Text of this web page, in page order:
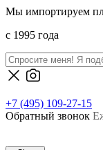
Мы импортируем
c 1995 года
+7 (495) 109-27-15
Обратный звонок